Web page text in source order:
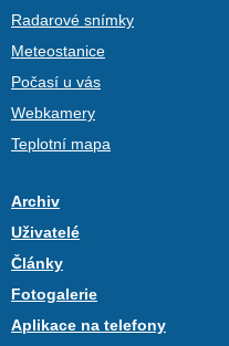
Radarové snímky
Meteostanice
Počasí u vás
Webkamery
Teplotní mapa
Archiv
Uživatelé
Články
Fotogalerie
Aplikace na telefony